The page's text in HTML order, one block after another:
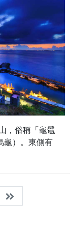
，俗稱「龜鼊
龜）。東側有